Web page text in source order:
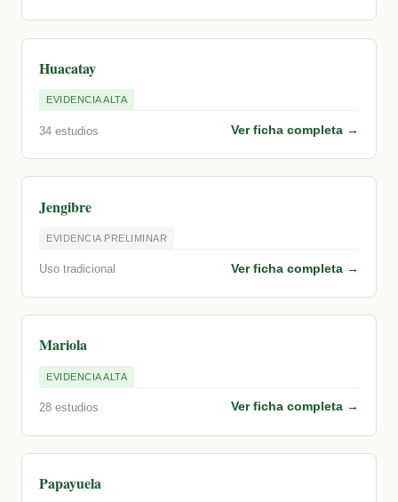
Huacatay
EVIDENCIA ALTA
34 estudios Ver ficha completa →
Jengibre
EVIDENCIA PRELIMINAR
Uso tradicional Ver ficha completa →
Mariola
EVIDENCIA ALTA
28 estudios Ver ficha completa →
Papayuela